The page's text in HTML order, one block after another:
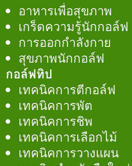
อาหารเพื่อสุขภาพ
เกร็ดความรู้นักกอล์ฟ
การออกกำลังกาย
สุขภาพนักกอล์ฟ
กอล์ฟทิป
เทคนิคการตีกอล์ฟ
เทคนิคการพัต
เทคนิคการชิพ
เทคนิคการเลือกไม้
เทคนิคการวางแผน